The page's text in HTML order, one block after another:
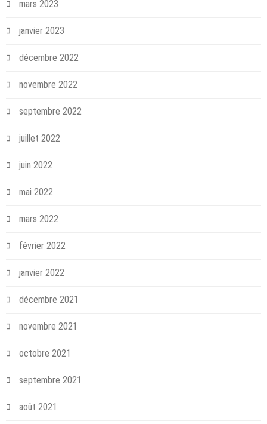
mars 2023
janvier 2023
décembre 2022
novembre 2022
septembre 2022
juillet 2022
juin 2022
mai 2022
mars 2022
février 2022
janvier 2022
décembre 2021
novembre 2021
octobre 2021
septembre 2021
août 2021